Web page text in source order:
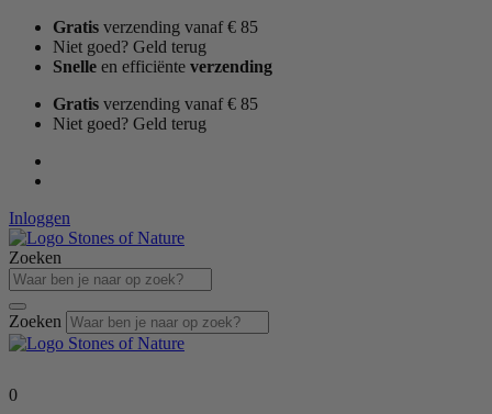
naar
Gratis verzending vanaf € 85
Niet goed? Geld terug
Snelle en efficiënte verzending
Gratis verzending vanaf € 85
Niet goed? Geld terug
Inloggen
Zoeken
Zoeken
0